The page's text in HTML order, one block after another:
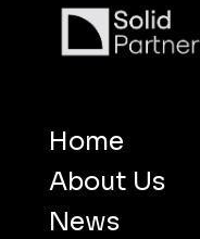
Home
About Us
News